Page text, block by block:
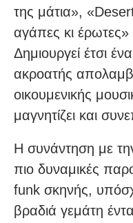
της μάτια»,
αγάπες κι
Δημιουργεί έτσι
ακροατής
οικουμενικής
μαγνητίζει και
Η συνάντηση με
πιο δυναμικές
funk σκηνής,
βραδιά γεμάτη